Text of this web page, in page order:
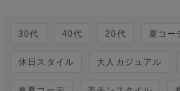
30代 40代 20代 夏コー
休日スタイル 大人カジュアル